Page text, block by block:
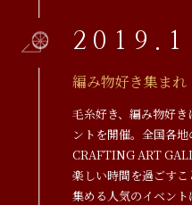
編み物好き集ま
毛糸好き、編み物好
ントを開催。全国各
CRAFTING ART
楽しい時間を過ごす
集める人気のイベン